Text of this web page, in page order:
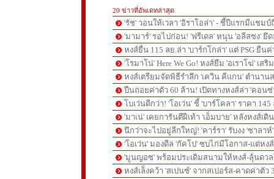
20 ข่าวที่อัพเดทล่าสุด
'รัช' วอนให้เวลา 'อิราโอล่า' - ชี้ปีแรกมีแชมป์
'มามาร์' รอไปก่อน! 'ฟรีเดล' หนุน 'อลีสซง' ยึ
หงส์ยื่น 115 ลย.ล่า 'บาร์กโกล่า' แต่ PSG ยืนค่
'โรมาโน่' Here We Go! หงส์ยืม 'อเราโฆ่' เสริ
หงส์เตรียมจัดพิธีรำลึก 'เควิน คีแกน' ตำนาน
ปืนถอยค่าตัว 60 ล้าน! เปิดทางหงส์ล่า 'คอนซ่
โบเว่นดีกว่า! 'โอเว่น' ชี้ 'บาร์โคลา' ราคา
'มาเน่' เคยการันตีฝีเท้า 'เอ็มบาย' หลังหงส์เดิ
นึกว่าจะไปอยู่ลีกใหญ่! 'คาร์รา' รับงง 'ซาลา
'โอเว่น' มองดีล 'กัคโป' ซบไก่มีโอกาส-แต่ห
'มูนญอซ' พร้อมประเดิมสนามให้หงส์-ลุ้นดว
หงส์เล็งคว้า 'สเปนซ์' จากสเปอร์ส-คาดค่าตัว